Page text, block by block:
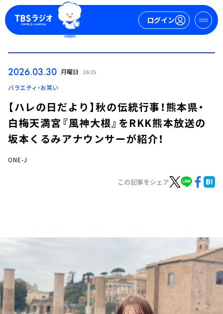
ログイン
ログイン
イベント・グッズ
2026.03.30 月曜日 16:15
バラエティ・お笑い
【ハレの日だより】秋の伝統行事！熊本県・
白梅天満宮『風神大根』をRKK熊本放送の
坂本くるみアナウンサーが紹介！
ONE-J
この記事をシェア